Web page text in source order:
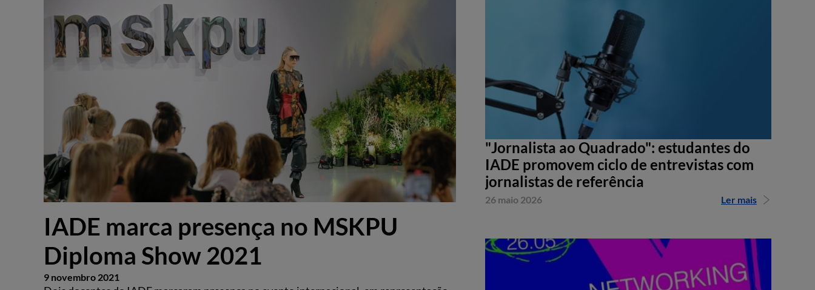
IADE marca presença no MSKPU
Diploma Show 2021
9 novembro 2021
"Jornalista ao Quadrado": estudantes do
IADE promovem ciclo de entrevistas com
jornalistas de referência
26 maio 2026 Ler mais